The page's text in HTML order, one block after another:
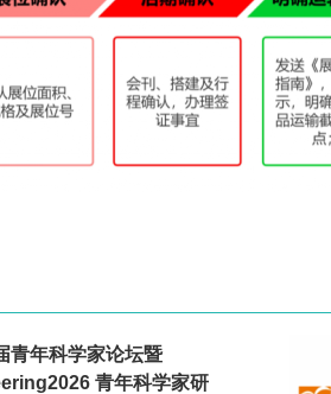
青年科学家论坛暨
青年科学家研